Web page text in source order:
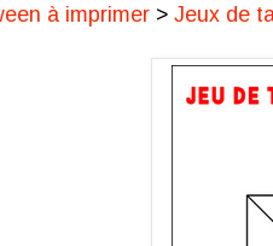
à imprimer > Jeux de